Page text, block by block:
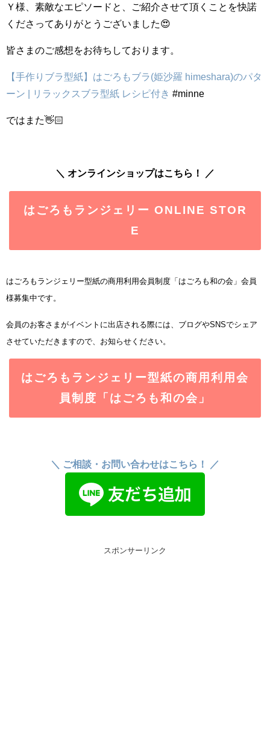
Ｙ様、素敵なエピソードと、ご紹介させて頂くことを快諾
くださってありがとうございました😍
皆さまのご感想をお待ちしております。
【手作りブラ型紙】はごろもブラ(姫沙羅 himeshara)のパタ
ーン | リラックスブラ型紙 レシピ付き #minne
ではまた👋🏻
＼ オンラインショップはこちら！ ／
はごろもランジェリー ONLINE STOR
E
はごろもランジェリー型紙の商用利用会員制度「はごろも和の会」会員
様募集中です。
会員のお客さまがイベントに出店される際には、ブログやSNSでシェア
させていただきますので、お知らせください。
はごろもランジェリー型紙の商用利用会
員制度「はごろも和の会」
＼ ご相談・お問い合わせはこちら！ ／
スポンサーリンク